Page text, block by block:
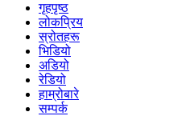
गृहपृष्ठ
लोकप्रिय
स्रोतहरू
भिडियो
अडियो
रेडियो
हाम्रोबारे
सम्पर्क